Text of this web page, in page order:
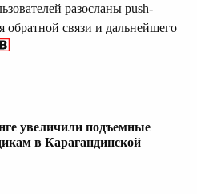
разосланы push-
обратной связи и дальнейшего
увеличили подъемные
в Карагандинской